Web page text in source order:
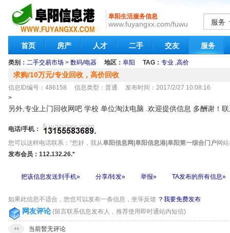
阜阳生活服务信息
www.fuyangxx.com/fuwu 服务
首页 房产 人才 二手 交友 服务
类别： 二手交易市场 > 数码/电器 地区： 阜阳 TAG： 专业 ,高价
求购/10万元/专业回收，高价回收
信息ID编号：486158 信息类型：普通 发布时间：2017/2/27 10:08:16
>
另外,专业上门回收网吧 学校 单位淘汰电脑 .欢迎提供信息 多酬谢！
电话/手机：
您可以这样电话联系：“您好，我从阜阳信息网|阜阳信息港|阜阳第一综合门户网
发布会员：112.132.26.*
把该信息发送到手机» 分享/转发» 举报» TA发布的所有信息»
如果此信息不适合，您也可以发布一条信息，坐等反馈 ？我要免费发布
网友评论 (留言联系信息发布人，推荐使用即时通站内短信)
当前暂无评论